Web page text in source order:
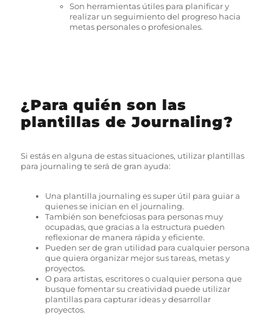
Son herramientas útiles para planificar y
realizar un seguimiento del progreso hacia
metas personales o profesionales.
¿Para quién son las
plantillas de Journaling?
Si estás en alguna de estas situaciones, utilizar plantillas
para journaling te será de gran ayuda:
Una plantilla journaling es super útil para guiar a
quienes se inician en el journaling.
También son benefciosas para personas muy
ocupadas, que gracias a la estructura pueden
reflexionar de manera rápida y eficiente.
Pueden ser de gran utilidad para cualquier persona
que quiera organizar mejor sus tareas, metas y
proyectos.
O para artistas, escritores o cualquier persona que
busque fomentar su creatividad puede utilizar
plantillas para capturar ideas y desarrollar
proyectos.